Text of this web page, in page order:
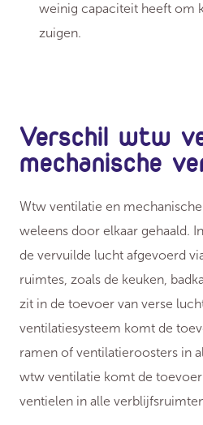
weinig capaciteit heeft om
zuigen.
Verschil wtw
mechanische
Wtw ventilatie en
weleens door elkaar gehaald.
de vervuilde lucht afgevoerd
ruimtes, zoals de keuken,
zit in de toevoer van verse
ventilatiesysteem komt de
ramen of ventilatieroosters in
wtw ventilatie komt de
ventielen in alle